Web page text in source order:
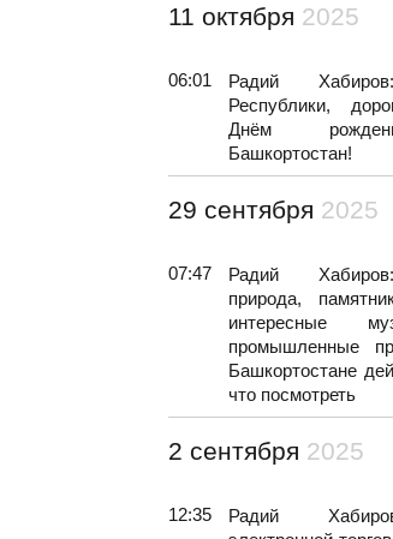
11 октября 2025
06:01
Радий
Республики,
Днём
Башкортостан!
29 сентября 2025
07:47
Радий
природа,
интересные
промышленные
Башкортостане
что посмотреть
2 сентября 2025
12:35
Радий